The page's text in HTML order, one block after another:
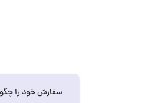
سفارش خود را